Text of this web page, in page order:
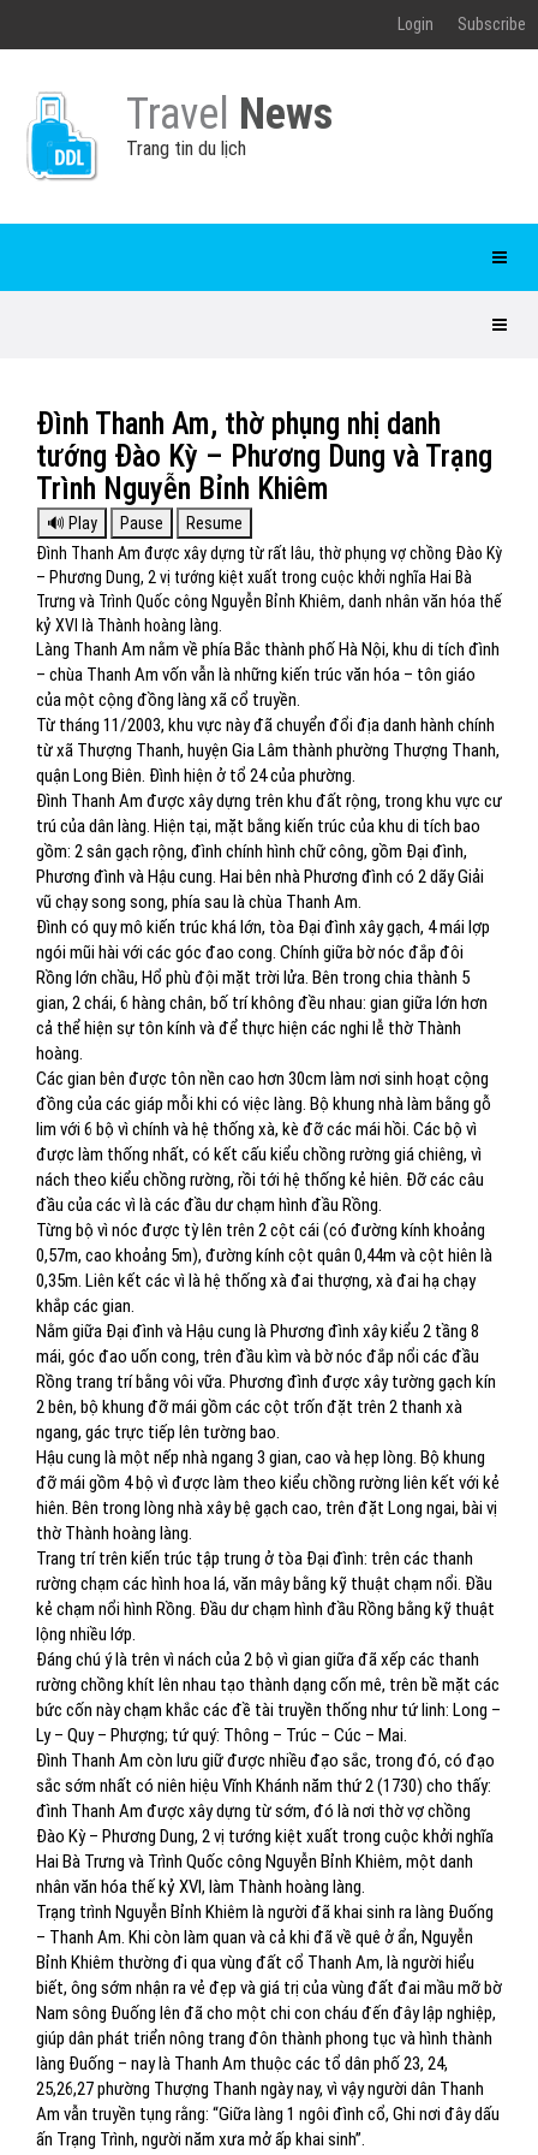
Login Subscribe
Travel News
Trang tin du lịch
Đình Thanh Am, thờ phụng nhị danh
tướng Đào Kỳ – Phương Dung và Trạng
Trình Nguyễn Bỉnh Khiêm
Đình Thanh Am được xây dựng từ rất lâu, thờ phụng vợ chồng Đào Kỳ
– Phương Dung, 2 vị tướng kiệt xuất trong cuộc khởi nghĩa Hai Bà
Trưng và Trình Quốc công Nguyễn Bỉnh Khiêm, danh nhân văn hóa thế
kỷ XVI là Thành hoàng làng.
Làng Thanh Am nằm về phía Bắc thành phố Hà Nội, khu di tích đình
– chùa Thanh Am vốn vẫn là những kiến trúc văn hóa – tôn giáo
của một cộng đồng làng xã cổ truyền.
Từ tháng 11/2003, khu vực này đã chuyển đổi địa danh hành chính
từ xã Thượng Thanh, huyện Gia Lâm thành phường Thượng Thanh,
quận Long Biên. Đình hiện ở tổ 24 của phường.
Đình Thanh Am được xây dựng trên khu đất rộng, trong khu vực cư
trú của dân làng. Hiện tại, mặt bằng kiến trúc của khu di tích bao
gồm: 2 sân gạch rộng, đình chính hình chữ công, gồm Đại đình,
Phương đình và Hậu cung. Hai bên nhà Phương đình có 2 dãy Giải
vũ chạy song song, phía sau là chùa Thanh Am.
Đình có quy mô kiến trúc khá lớn, tòa Đại đình xây gạch, 4 mái lợp
ngói mũi hài với các góc đao cong. Chính giữa bờ nóc đắp đôi
Rồng lớn chầu, Hổ phù đội mặt trời lửa. Bên trong chia thành 5
gian, 2 chái, 6 hàng chân, bố trí không đều nhau: gian giữa lớn hơn
cả thể hiện sự tôn kính và để thực hiện các nghi lễ thờ Thành
hoàng.
Các gian bên được tôn nền cao hơn 30cm làm nơi sinh hoạt cộng
đồng của các giáp mỗi khi có việc làng. Bộ khung nhà làm bằng gỗ
lim với 6 bộ vì chính và hệ thống xà, kè đỡ các mái hồi. Các bộ vì
được làm thống nhất, có kết cấu kiểu chồng rường giá chiêng, vì
nách theo kiểu chồng rường, rồi tới hệ thống kẻ hiên. Đỡ các câu
đầu của các vì là các đầu dư chạm hình đầu Rồng.
Từng bộ vì nóc được tỳ lên trên 2 cột cái (có đường kính khoảng
0,57m, cao khoảng 5m), đường kính cột quân 0,44m và cột hiên là
0,35m. Liên kết các vì là hệ thống xà đai thượng, xà đai hạ chạy
khắp các gian.
Nằm giữa Đại đình và Hậu cung là Phương đình xây kiểu 2 tầng 8
mái, góc đao uốn cong, trên đầu kìm và bờ nóc đắp nổi các đầu
Rồng trang trí bằng vôi vữa. Phương đình được xây tường gạch kín
2 bên, bộ khung đỡ mái gồm các cột trốn đặt trên 2 thanh xà
ngang, gác trực tiếp lên tường bao.
Hậu cung là một nếp nhà ngang 3 gian, cao và hẹp lòng. Bộ khung
đỡ mái gồm 4 bộ vì được làm theo kiểu chồng rường liên kết với kẻ
hiên. Bên trong lòng nhà xây bệ gạch cao, trên đặt Long ngai, bài vị
thờ Thành hoàng làng.
Trang trí trên kiến trúc tập trung ở tòa Đại đình: trên các thanh
rường chạm các hình hoa lá, văn mây bằng kỹ thuật chạm nổi. Đầu
kẻ chạm nổi hình Rồng. Đầu dư chạm hình đầu Rồng bằng kỹ thuật
lộng nhiều lớp.
Đáng chú ý là trên vì nách của 2 bộ vì gian giữa đã xếp các thanh
rường chồng khít lên nhau tạo thành dạng cốn mê, trên bề mặt các
bức cốn này chạm khắc các đề tài truyền thống như tứ linh: Long –
Ly – Quy – Phượng; tứ quý: Thông – Trúc – Cúc – Mai.
Đình Thanh Am còn lưu giữ được nhiều đạo sắc, trong đó, có đạo
sắc sớm nhất có niên hiệu Vĩnh Khánh năm thứ 2 (1730) cho thấy:
đình Thanh Am được xây dựng từ sớm, đó là nơi thờ vợ chồng
Đào Kỳ – Phương Dung, 2 vị tướng kiệt xuất trong cuộc khởi nghĩa
Hai Bà Trưng và Trình Quốc công Nguyễn Bỉnh Khiêm, một danh
nhân văn hóa thế kỷ XVI, làm Thành hoàng làng.
Trạng trình Nguyễn Bỉnh Khiêm là người đã khai sinh ra làng Đuống
– Thanh Am. Khi còn làm quan và cả khi đã về quê ở ẩn, Nguyễn
Bỉnh Khiêm thường đi qua vùng đất cổ Thanh Am, là người hiểu
biết, ông sớm nhận ra vẻ đẹp và giá trị của vùng đất đai mầu mỡ bờ
Nam sông Đuống lên đã cho một chi con cháu đến đây lập nghiệp,
giúp dân phát triển nông trang đôn thành phong tục và hình thành
làng Đuống – nay là Thanh Am thuộc các tổ dân phố 23, 24,
25,26,27 phường Thượng Thanh ngày nay, vì vậy người dân Thanh
Am vẫn truyền tụng rằng: “Giữa làng 1 ngôi đình cổ, Ghi nơi đây dấu
ấn Trạng Trình, người năm xưa mở ấp khai sinh”.